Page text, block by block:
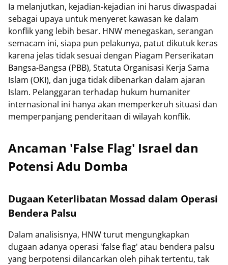
Ia melanjutkan, kejadian-kejadian ini harus diwaspadai
sebagai upaya untuk menyeret kawasan ke dalam
konflik yang lebih besar. HNW menegaskan, serangan
semacam ini, siapa pun pelakunya, patut dikutuk keras
karena jelas tidak sesuai dengan Piagam Perserikatan
Bangsa-Bangsa (PBB), Statuta Organisasi Kerja Sama
Islam (OKI), dan juga tidak dibenarkan dalam ajaran
Islam. Pelanggaran terhadap hukum humaniter
internasional ini hanya akan memperkeruh situasi dan
memperpanjang penderitaan di wilayah konflik.
Ancaman 'False Flag' Israel dan
Potensi Adu Domba
Dugaan Keterlibatan Mossad dalam Operasi
Bendera Palsu
Dalam analisisnya, HNW turut mengungkapkan
dugaan adanya operasi 'false flag' atau bendera palsu
yang berpotensi dilancarkan oleh pihak tertentu, tak